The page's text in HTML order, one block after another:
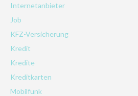
Internetanbieter
Job
KFZ-Versicherung
Kredit
Kredite
Kreditkarten
Mobilfunk